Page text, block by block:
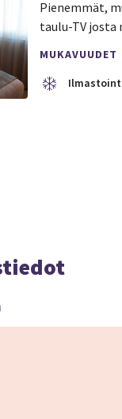
Pienemmät,
taulu-TV josta
MUKAVUUDET